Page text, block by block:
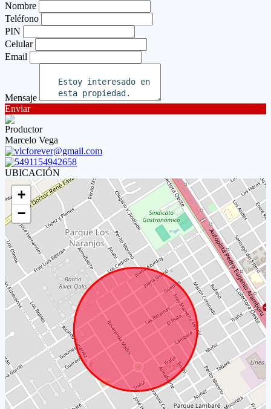
Nombre
Teléfono
PIN
Celular
Email
Mensaje
Enviar
Productor
Marcelo Vega
vlcforever@gmail.com
5491154942658
UBICACIÓN
+
−